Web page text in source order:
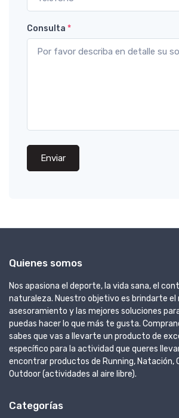
Consulta *
Enviar
Quienes somos
Nos apasiona el deporte, la vida sana, el
naturaleza. Nuestro objetivo es brindarte el
asesoramiento y las mejores soluciones
puedas hacer lo que más te gusta.
sabes que vas a llevarte un producto de
específico para la actividad que queres
encontrar productos de Running, Natación,
Outdoor (actividades al aire libre).
Categorías